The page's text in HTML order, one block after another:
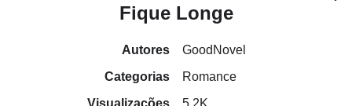
Fique Longe
Autores
GoodNovel
Categorias
Romance
Visualizações
5.2K